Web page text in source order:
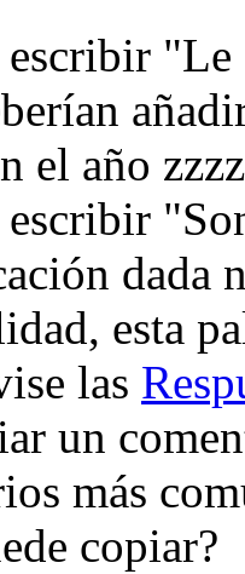
escribir
el año
escribir
dada
esta
las
un
más
copiar?